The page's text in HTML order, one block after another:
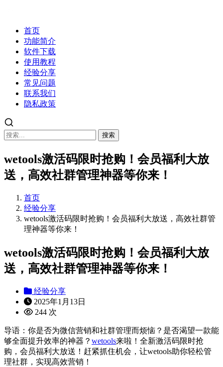
首页
功能简介
软件下载
使用教程
经验分享
常见问题
联系我们
隐私政策
搜索
wetools激活码限时抢购！会员福利大放
送，高效社群管理神器等你来！
首页
经验分享
wetools激活码限时抢购！会员福利大放送，高效社群管
理神器等你来！
wetools激活码限时抢购！会员福利大放
送，高效社群管理神器等你来！
经验分享
2025年1月13日
244 次
导语：你是否为微信营销和社群管理而烦恼？是否渴望一款能
够全面提升效率的神器？ wetools来啦！全新激活码限时抢
购，会员福利大放送！赶紧抓住机会，让wetools助你轻松管
理社群，实现高效营销！